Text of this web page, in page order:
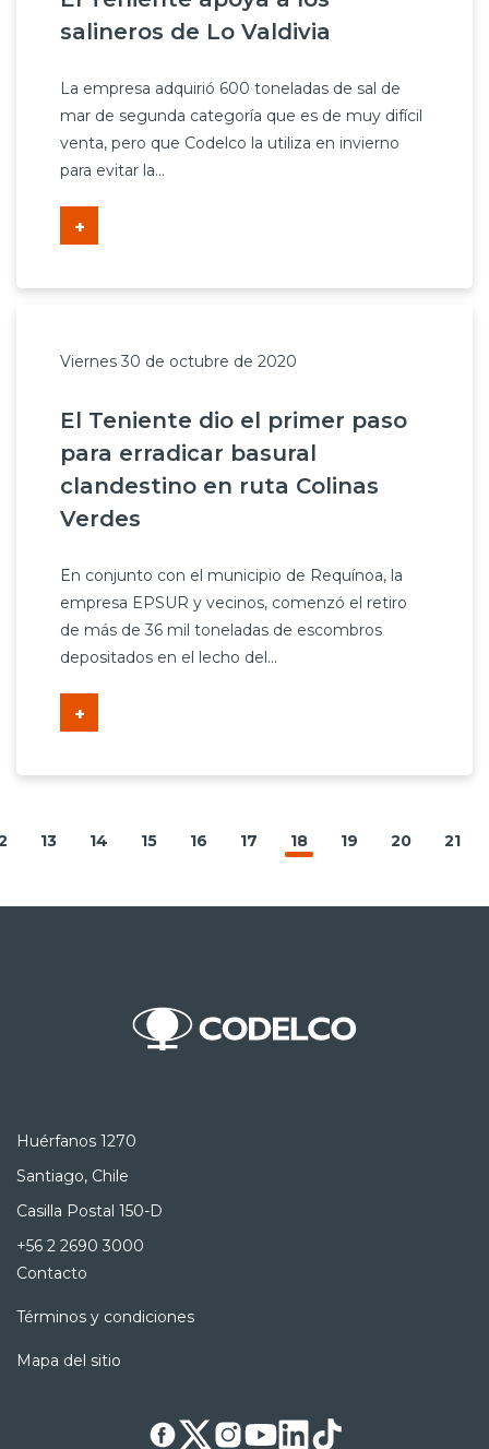
salineros de Lo Valdivia
La empresa adquirió 600 toneladas de sal de
mar de segunda categoría que es de muy difícil
venta, pero que Codelco la utiliza en invierno
para evitar la...
+
Viernes 30 de octubre de 2020
El Teniente dio el primer paso
para erradicar basural
clandestino en ruta Colinas
Verdes
En conjunto con el municipio de Requínoa, la
empresa EPSUR y vecinos, comenzó el retiro
de más de 36 mil toneladas de escombros
depositados en el lecho del...
+
13 14 15 16 17 18 19 20 21
Huérfanos 1270
Santiago, Chile
Casilla Postal 150-D
+56 2 2690 3000
Contacto
Términos y condiciones
Mapa del sitio